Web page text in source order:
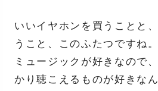
いいイヤホンを買うことと
うこと、このふたつですね
ミュージックが好きなので
かり聴こえるものが好きな